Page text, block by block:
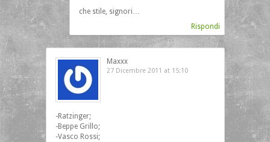
che stile, signori…
Rispondi
Maxxx
27 Dicembre 2011 at 15:10
-Ratzinger;
-Beppe Grillo;
-Vasco Rossi;